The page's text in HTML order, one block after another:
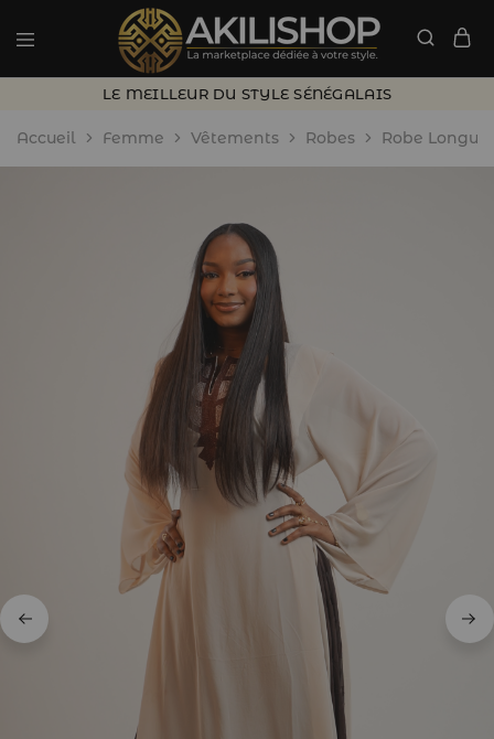
LE MEILLEUR DU STYLE SÉNÉGALAIS
Accueil Femme Vêtements Robes Robe